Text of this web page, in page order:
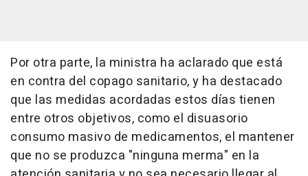
Por otra parte, la ministra ha aclarado que está
en contra del copago sanitario, y ha destacado
que las medidas acordadas estos días tienen
entre otros objetivos, como el disuasorio
consumo masivo de medicamentos, el mantener
que no se produzca "ninguna merma" en la